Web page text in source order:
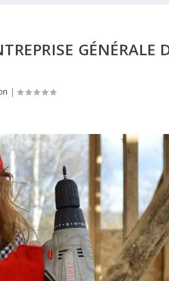
GÉNÉRALE
|